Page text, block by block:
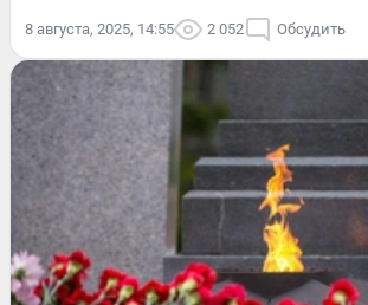
8 августа, 2025, 14:55 2 052 Обсудить